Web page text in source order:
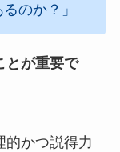
のか？」
とが重要で
的かつ説得力